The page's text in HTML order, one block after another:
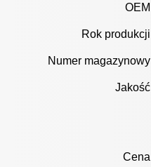
OEM
Rok produkcji
Numer magazynowy
Jakość
Cena